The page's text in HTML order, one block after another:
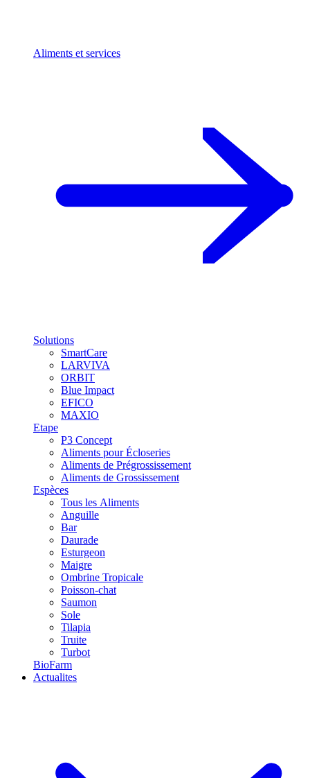
Aliments et services
Solutions
SmartCare
LARVIVA
ORBIT
Blue Impact
EFICO
MAXIO
Etape
P3 Concept
Aliments pour Écloseries
Aliments de Prégrossissement
Aliments de Grossissement
Espèces
Tous les Aliments
Anguille
Bar
Daurade
Esturgeon
Maigre
Ombrine Tropicale
Poisson-chat
Saumon
Sole
Tilapia
Truite
Turbot
BioFarm
Actualites